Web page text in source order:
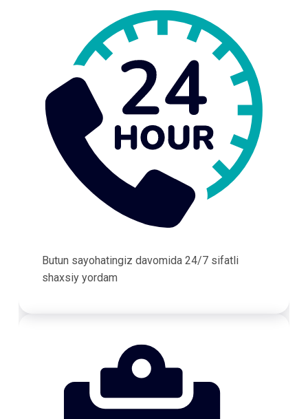
Butun sayohatingiz davomida 24/7 sifatli
shaxsiy yordam